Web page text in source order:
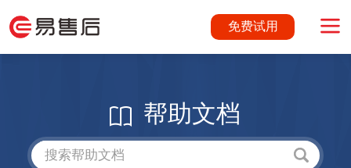
免费试用
帮助文档